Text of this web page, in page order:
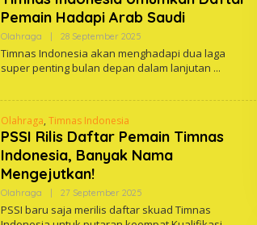
Pemain Hadapi Arab Saudi
Olahraga 28 September 2025Oleh
Timnas Indonesia akan menghadapi dua laga
super penting bulan depan dalam lanjutan
Olahraga, Timnas Indonesia
PSSI Rilis Daftar Pemain Timnas
Indonesia, Banyak Nama
Mengejutkan!
Olahraga 27 September 2025Oleh
PSSI baru saja merilis daftar skuad Timnas